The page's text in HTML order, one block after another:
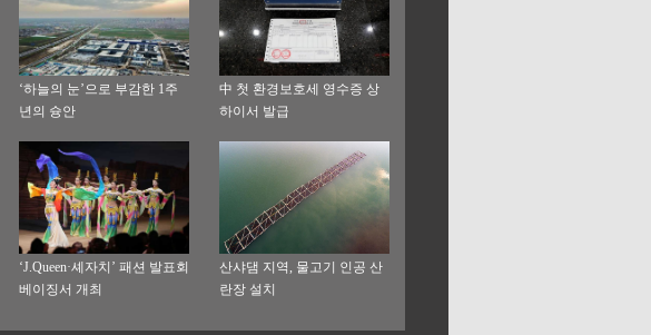
‘하늘의 눈’으로 부감한 1주
년의 슝안
中 첫 환경보호세 영수증 상
하이서 발급
‘J.Queen·셰자치’ 패션 발표회
베이징서 개최
산샤댐 지역, 물고기 인공 산
란장 설치